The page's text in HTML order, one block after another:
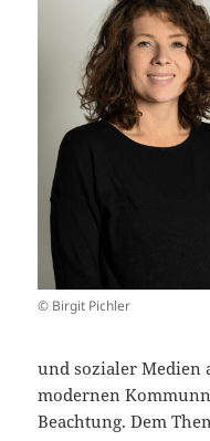
© Birgit Pichler
und sozialer Medien
modernen
Beachtung. Dem